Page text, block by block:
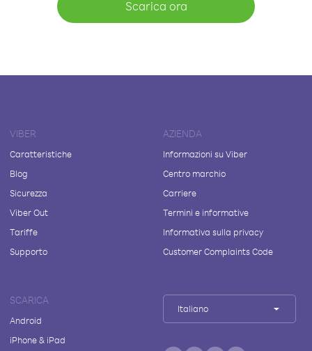
Scarica ora
VIBER
Caratteristiche
Blog
Sicurezza
Viber Out
Tariffe
Supporto
AZIENDA
Informazioni su Viber
Centro marchio
Carriere
Termini e informative
Informativa sulla privacy
Customer Complaints Code
SCARICA
Android
iPhone & iPad
Italiano